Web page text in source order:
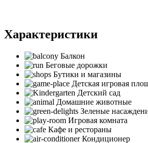
Характеристики
Балкон
Беговые дорожки
Бутики и магазины
Детская игровая
Детский сад
Домашние животные
Зеленые
Игровая комната
Кафе и рестораны
Кондиционер